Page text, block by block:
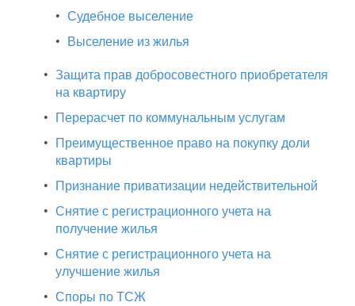
• Судебное выселение
• Выселение из жилья
• Защита прав добросовестного приобретателя
на квартиру
• Перерасчет по коммунальным услугам
• Преимущественное право на покупку доли
квартиры
• Признание приватизации недействительной
• Снятие с регистрационного учета на
получение жилья
• Снятие с регистрационного учета на
улучшение жилья
• Споры по ТСЖ